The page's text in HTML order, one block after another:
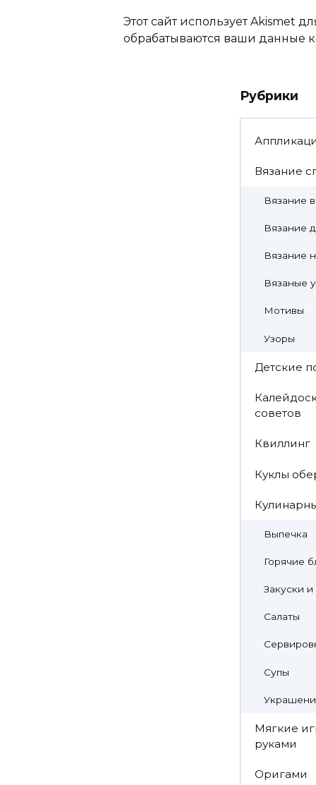
Этот сайт использует Akismet
обрабатываются ваши данные
Рубрики
Вязание
Вязание
Вязание
Вязание
Вязаные
Мотивы
Узоры
Детские
советов
Квиллинг
Куклы
Выпечка
Горячие
Закуски
Салаты
Супы
Мягкие
руками
Оригами